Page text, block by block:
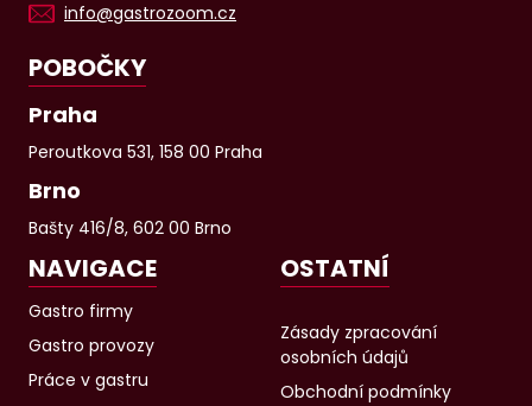
info@gastrozoom.cz
POBOČKY
Praha
Peroutkova 531, 158 00 Praha
Brno
Bašty 416/8, 602 00 Brno
NAVIGACE
Gastro firmy
Gastro provozy
Práce v gastru
OSTATNÍ
Zásady zpracování
osobních údajů
Obchodní podmínky